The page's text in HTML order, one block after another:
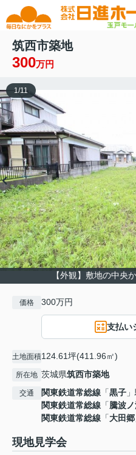
筑西市築地
300万円
【外観】敷地の中央
1/11
価格 300万円
支払い
土地面積124.61坪(411.96㎡)
所在地 茨城県筑西市築地
交通 関東鉄道常総線 「黒子
関東鉄道常総線 「騰波
関東鉄道常総線 「大田郷
現地見学会